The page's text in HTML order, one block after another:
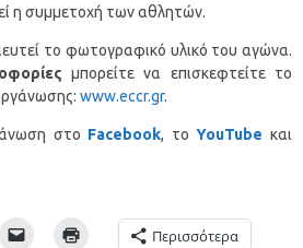
η συμμετοχή των αθλητών.
το φωτογραφικό υλικό του αγώνα.
μπορείτε να επισκεφτείτε το
www.eccr.gr.
στο Facebook, τοYouTube και
Περισσότερα